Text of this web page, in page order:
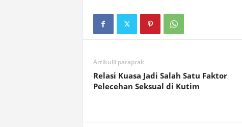
Artikulli paraprak
Relasi Kuasa Jadi Salah Satu Faktor
Pelecehan Seksual di Kutim